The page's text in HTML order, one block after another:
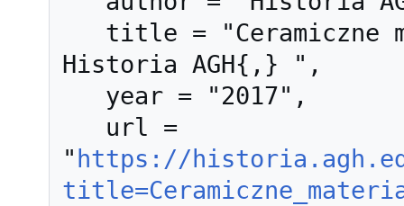
Historia AGH{,} ",
" https://